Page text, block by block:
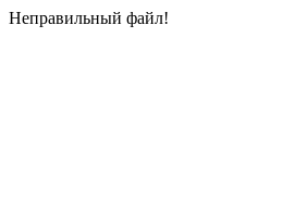
Неправильный файл!